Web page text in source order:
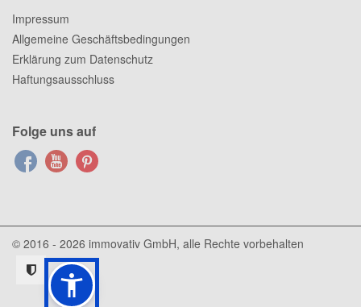
Impressum
Allgemeine Geschäftsbedingungen
Erklärung zum Datenschutz
Haftungsausschluss
Folge uns auf
© 2016 - 2026 immovativ GmbH, alle Rechte vorbehalten